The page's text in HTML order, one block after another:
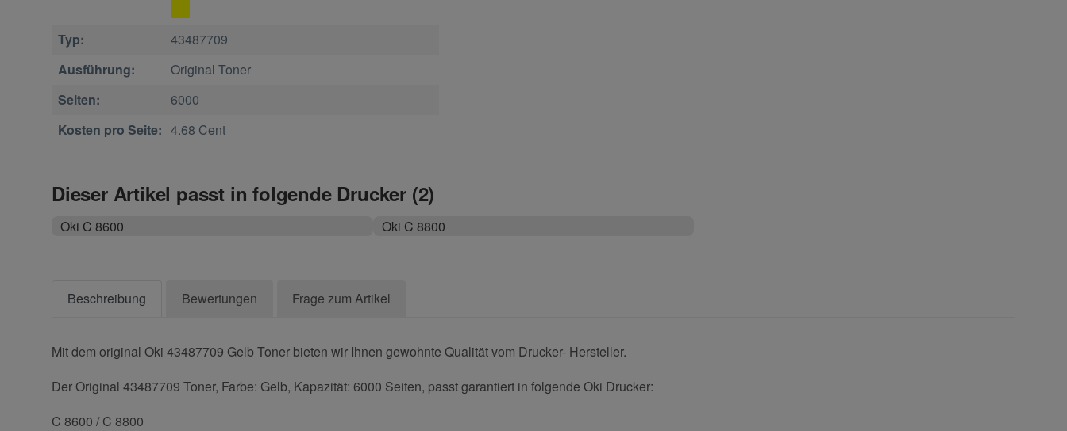
Typ:
43487709
Ausführung:
Original Toner
Seiten:
6000
Kosten pro Seite: 4.68 Cent
Dieser Artikel passt in folgende Drucker (2)
Oki C 8600 Oki C 8800
Beschreibung Bewertungen Frage zum Artikel
Mit dem original Oki 43487709 Gelb Toner bieten wir Ihnen gewohnte Qualität vom Drucker- Hersteller.
Der Original 43487709 Toner, Farbe: Gelb, Kapazität: 6000 Seiten, passt garantiert in folgende Oki Drucker:
C 8600 / C 8800